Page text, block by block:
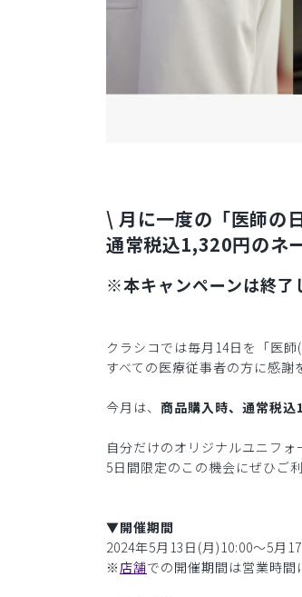
\ 月に一度の「医師の
通常税込1,320円のネ
※本キャンペーンは終了
クラシコでは毎月14日を「医
すべての医療従事者の方に感謝
今月は、 商品購入時、通常税
自分だけのオリジナルユニフォ
5日間限定のこの機会にぜひご
▼開催期間
2024年5月13日(月)10:00〜5月
※店舗での開催期間は営業時間